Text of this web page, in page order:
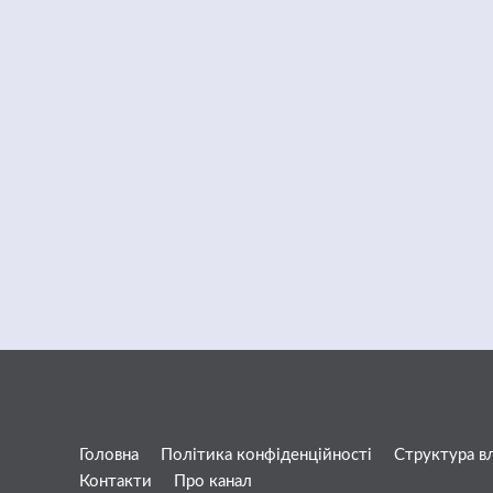
Головна Політика конфіденційності Структура
Контакти
Про канал